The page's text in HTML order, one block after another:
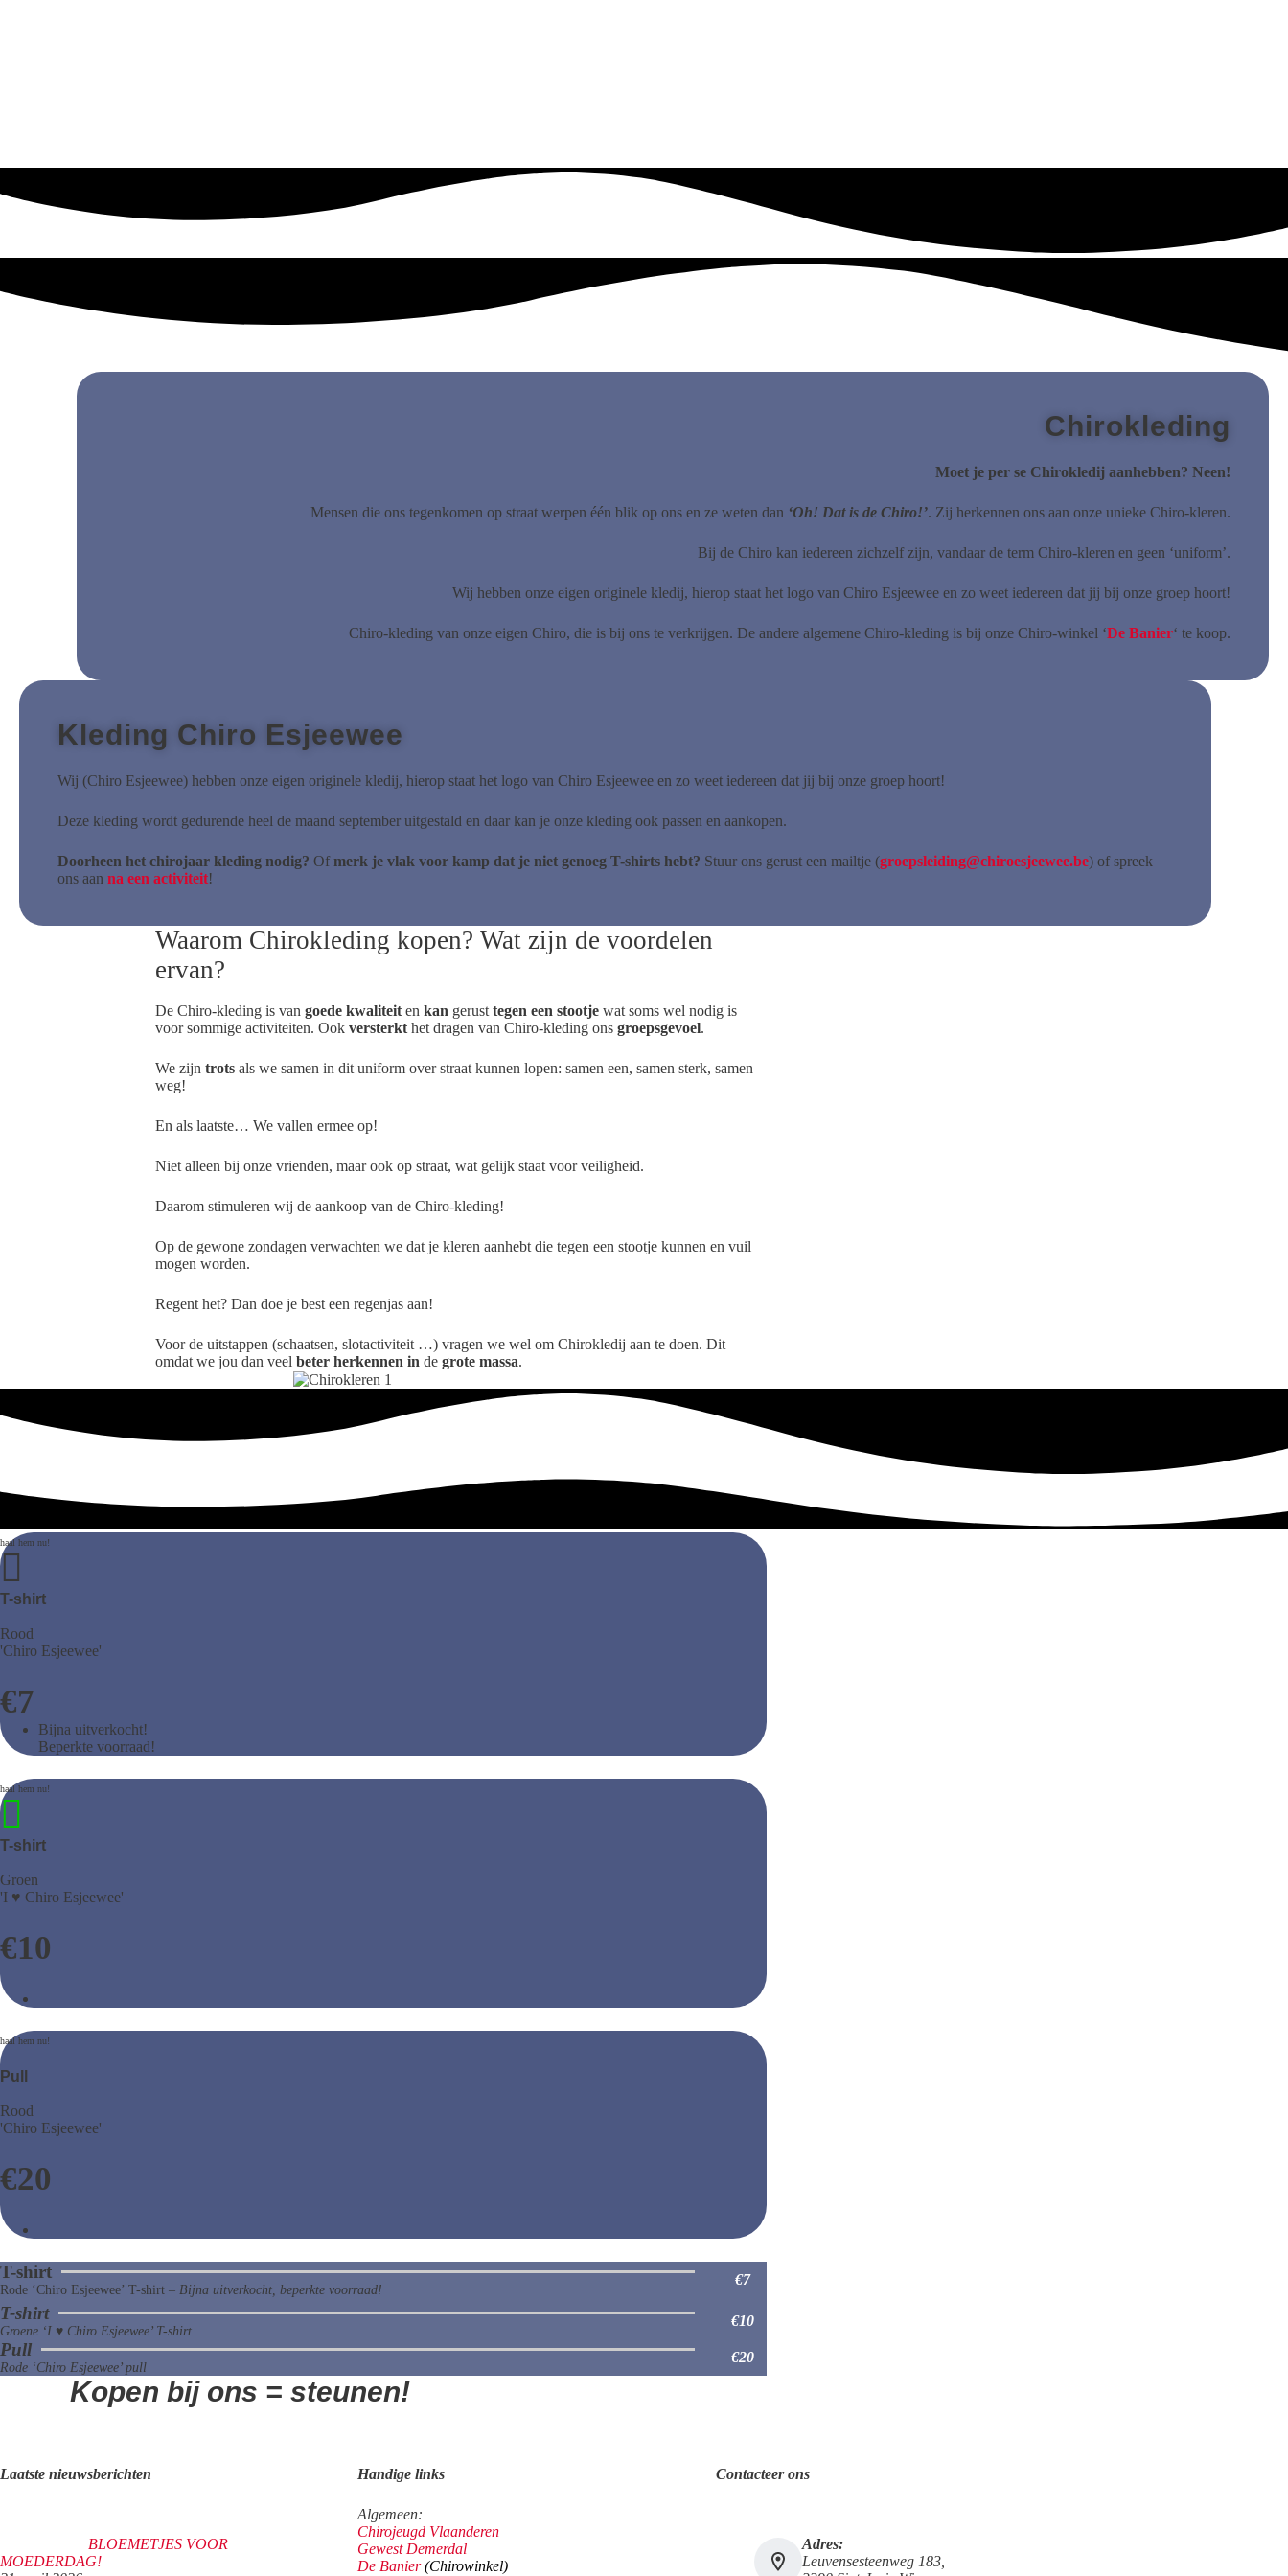
Chirokleding
Moet je per se Chirokledij aanhebben? Neen!
Mensen die ons tegenkomen op straat werpen één blik op ons en ze weten dan ‘Oh! Dat is de Chiro!’. Zij herkennen ons aan onze unieke Chiro-kleren.
Bij de Chiro kan iedereen zichzelf zijn, vandaar de term Chiro-kleren en geen ‘uniform’.
Wij hebben onze eigen originele kledij, hierop staat het logo van Chiro Esjeewee en zo weet iedereen dat jij bij onze groep hoort!
Chiro-kleding van onze eigen Chiro, die is bij ons te verkrijgen. De andere algemene Chiro-kleding is bij onze Chiro-winkel ‘De Banier‘ te koop.
Kleding Chiro Esjeewee
Wij (Chiro Esjeewee) hebben onze eigen originele kledij, hierop staat het logo van Chiro Esjeewee en zo weet iedereen dat jij bij onze groep hoort!
Deze kleding wordt gedurende heel de maand september uitgestald en daar kan je onze kleding ook passen en aankopen.
Doorheen het chirojaar kleding nodig? Ofmerk je vlak voor kamp dat je niet genoeg T-shirts hebt? Stuur ons gerust een mailtje (groepsleiding@chiroesjeewee.be) of spreek
ons aan na een activiteit!
Waarom Chirokleding kopen? Wat zijn de voordelen
ervan?
De Chiro-kleding is van goede kwaliteit en kan gerust tegen een stootje wat soms wel nodig is
voor sommige activiteiten. Ook versterkt het dragen van Chiro-kleding ons groepsgevoel.
We zijn trots als we samen in dit uniform over straat kunnen lopen: samen een, samen sterk, samen
weg!
En als laatste… We vallen ermee op!
Niet alleen bij onze vrienden, maar ook op straat, wat gelijk staat voor veiligheid.
Daarom stimuleren wij de aankoop van de Chiro-kleding!
Op de gewone zondagen verwachten we dat je kleren aanhebt die tegen een stootje kunnen en vuil
mogen worden.
Regent het? Dan doe je best een regenjas aan!
Voor de uitstappen (schaatsen, slotactiviteit …) vragen we wel om Chirokledij aan te doen. Dit
omdat we jou dan veel beter herkennen in de grote massa.
T-shirt
Rood
'Chiro Esjeewee'
€7
Bijna uitverkocht!
Beperkte voorraad!
T-shirt
Groen
'I ♥ Chiro Esjeewee'
€10
Pull
Rood
'Chiro Esjeewee'
€20
T-shirt
Rode ‘Chiro Esjeewee’ T-shirt – Bijna uitverkocht, beperkte voorraad!
€7
T-shirt
Groene ‘I ♥ Chiro Esjeewee’ T-shirt
€10
Pull
Rode ‘Chiro Esjeewee’ pull
€20
Kopen bij ons = steunen!
Laatste nieuwsberichten
BLOEMETJES VOOR
MOEDERDAG!
Handige links
Algemeen:
Chirojeugd Vlaanderen
Gewest Demerdal
De Banier (Chirowinkel)
Contacteer ons
Adres:
Leuvensesteenweg 183,